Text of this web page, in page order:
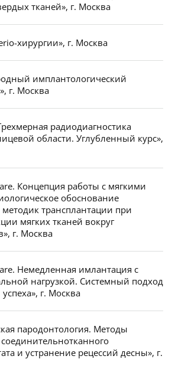
тканей», г. Москва
хирургии», г. Москва
имплантологический
г. Москва
радиодиагностика
области. Углубленный курс»,
Концепция работы с мягкими
обоснование
трансплантации при
мягких тканей вокруг
г. Москва
Немедленная имлантация с
нагрузкой. Системный подход
г. Москва
пародонтология. Методы
и устранение рецессий десны», г.